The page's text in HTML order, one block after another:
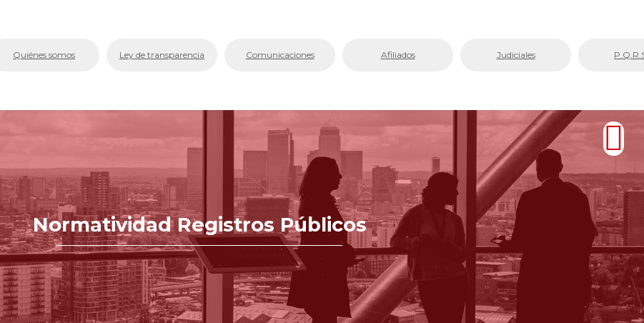
(Competitividad y Proyectos)
(Aplicativos Corporativos.)
Normatividad Registros Públicos
Quiénes somos Ley de transparencia Comunicaciones Afiliados Judiciales